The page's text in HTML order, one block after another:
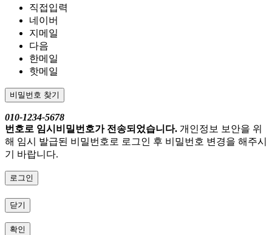
직접입력
네이버
지메일
다음
한메일
핫메일
비밀번호 찾기
010-1234-5678
번호로 임시비밀번호가 전송되었습니다. 개인정보 보안을 위
해 임시 발급된 비밀번호로 로그인 후 비밀번호 변경을 해주시
기 바랍니다.
로그인
닫기
확인